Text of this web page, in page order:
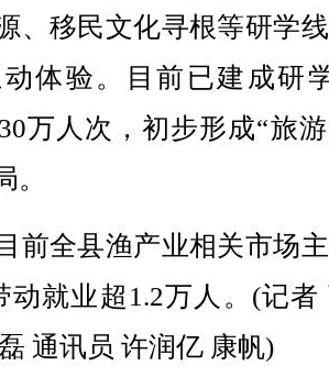
、移民文化寻根等研学
体验。目前已建成研
万人次，初步形成“旅
。
全县渔产业相关市场
动就业超1.2万人。(记者
通讯员 许润亿 康帆)